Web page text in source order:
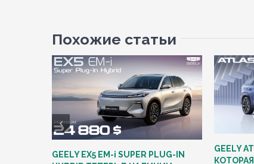
Похожие статьи
GEELY EX5 EM-i SUPER PLUG-IN
GEELY